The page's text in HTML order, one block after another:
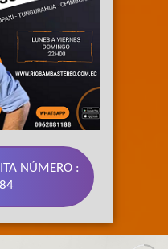
NÚMERO :